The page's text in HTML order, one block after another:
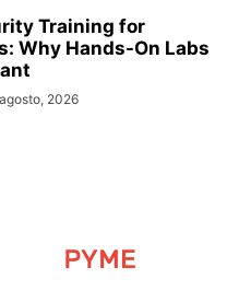
Training for
Why Hands-On Labs
2026